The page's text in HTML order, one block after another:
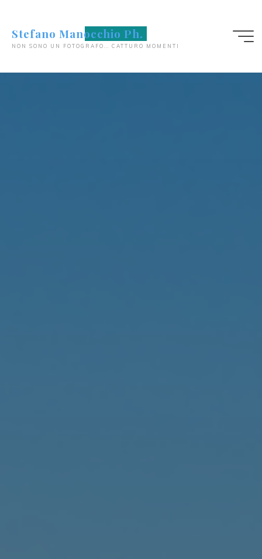
contenuto
Stefano Manocchio Ph.
NON SONO UN FOTOGRAFO... CATTURO MOMENTI